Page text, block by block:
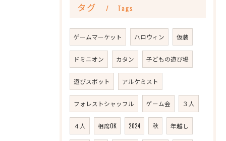
タグ Tags
ゲームマーケット ハロウィン 仮装
ドミニオン カタン 子どもの遊び場
遊びスポット アルケミスト
フォレストシャッフル ゲーム会 ３人
４人 相席OK 2024 秋 年越し